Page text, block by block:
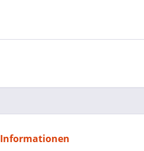
Informationen